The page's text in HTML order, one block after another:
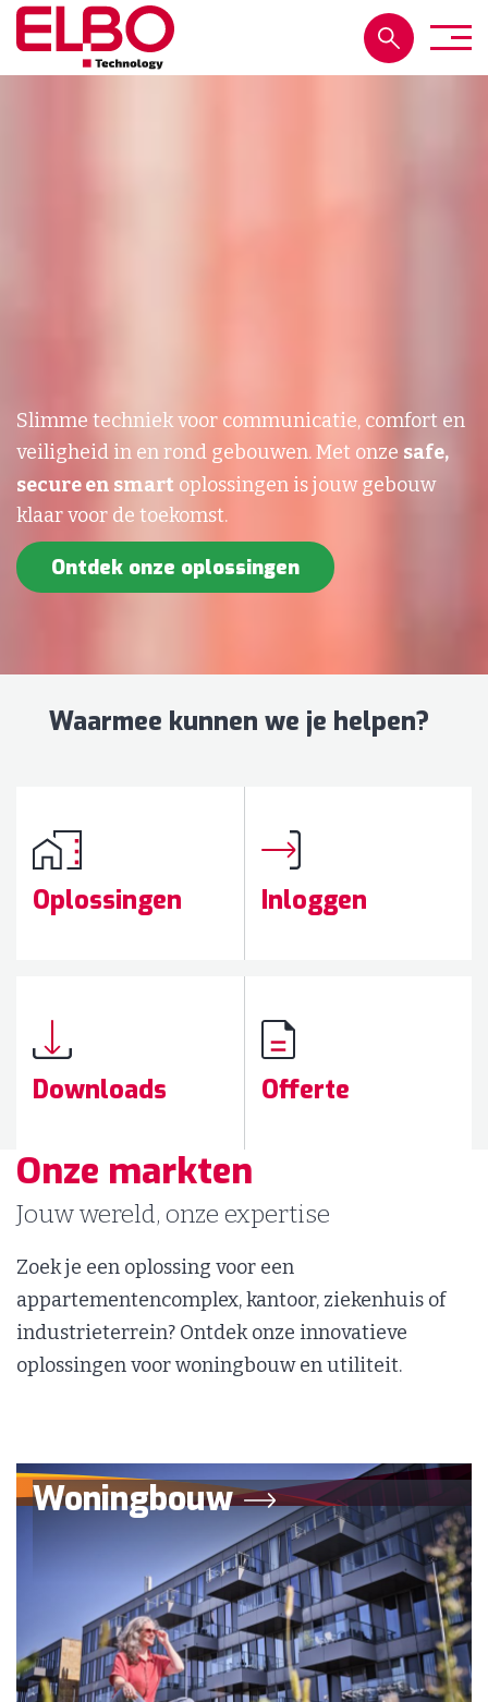
Slimme techniek voor communicatie, comfort en
veiligheid in en rond gebouwen. Met onze safe,
secure en smart oplossingen is jouw gebouw
klaar voor de toekomst.
Ontdek onze oplossingen
Waarmee kunnen we je helpen?
Oplossingen Inloggen
Downloads Offerte
Onze markten
Jouw wereld, onze expertise
Zoek je een oplossing voor een
appartementencomplex, kantoor, ziekenhuis of
industrieterrein? Ontdek onze innovatieve
oplossingen voor woningbouw en utiliteit.
Woningbouw